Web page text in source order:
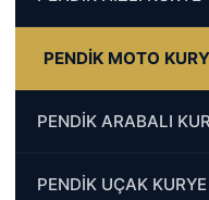
PENDİK MOTO
PENDİK ARABALI
PENDİK UÇAK KURYE